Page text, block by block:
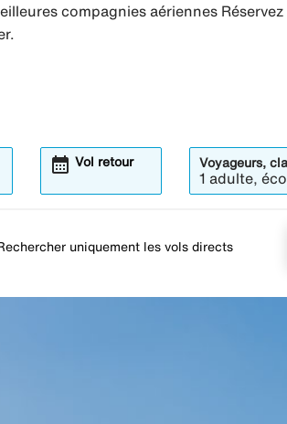
compagnies aériennes
Vol retour
calendar_month Voyageurs,
1 adulte,
uniquement les vols directs